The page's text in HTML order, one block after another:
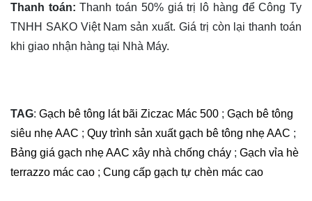
Thanh toán: Thanh toán 50% giá trị lô hàng để Công Ty
TNHH SAKO Việt Nam sản xuất. Giá trị còn lại thanh toán
khi giao nhận hàng tại Nhà Máy.
TAG: Gạch bê tông lát bãi Ziczac Mác 500 ; Gạch bê tông
siêu nhẹ AAC ; Quy trình sản xuất gạch bê tông nhẹ AAC ;
Bảng giá gạch nhẹ AAC xây nhà chống cháy ; Gạch vỉa hè
terrazzo mác cao ; Cung cấp gạch tự chèn mác cao